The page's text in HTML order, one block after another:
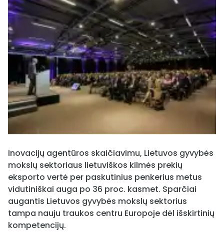
Inovacijų agentūros skaičiavimu, Lietuvos gyvybės
mokslų sektoriaus lietuviškos kilmės prekių
eksporto vertė per paskutinius penkerius metus
vidutiniškai auga po 36 proc. kasmet. Sparčiai
augantis Lietuvos gyvybės mokslų sektorius
tampa nauju traukos centru Europoje dėl išskirtinių
kompetencijų.